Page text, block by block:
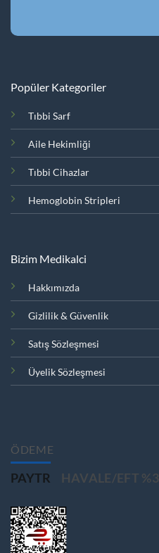
Popüler Kategoriler
Tıbbi Sarf
Aile Hekimliği
Tıbbi Cihazlar
Hemoglobin Stripleri
Bizim Medikalci
Hakkımızda
Gizlilik & Güvenlik
Satış Sözleşmesi
Üyelik Sözleşmesi
ÖDEME
PAYTR HAVALE/EFT %3